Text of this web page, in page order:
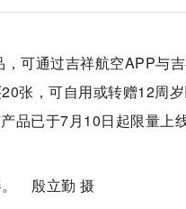
可通过吉祥航空APP与
张，可自用或转赠12周
品已于7月10日起限量上线